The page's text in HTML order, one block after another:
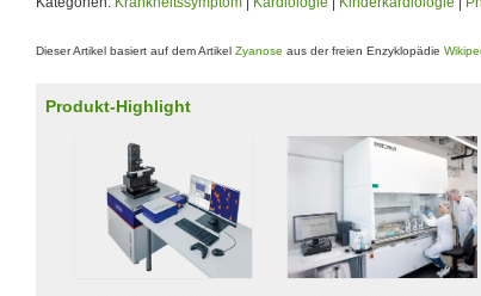
Dieser Artikel basiert auf dem Artikel Zyanose aus der freien Enzyklopädie
Produkt-Highlight